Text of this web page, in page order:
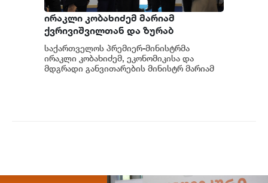
ირაკლი კობახიძემ მარიამ
ქვრივიშვილთან და ზურაბ
პატარაძესთან ერთად, ბათუმის
სახელმწიფო საზღვაო აკადემიაში
განახლებული სასწავლო და
საქართველოს პრემიერ-მინისტრმა
ირაკლი კობახიძემ, ეკონომიკისა და
მდგრადი განვითარების მინისტრ მარიამ